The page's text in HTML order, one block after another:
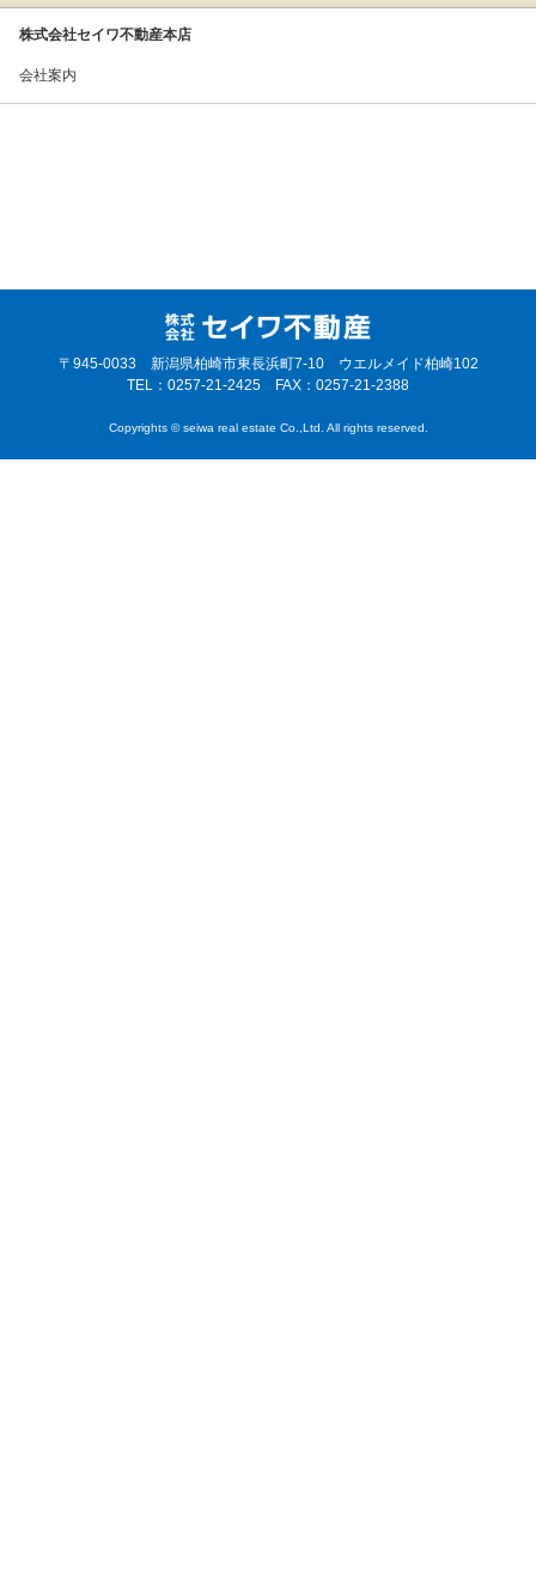
株式会社セイワ不動産本店
会社案内
〒945-0033 新潟県柏崎市東長浜町7-10 ウエルメイド柏崎102
TEL：0257-21-2425 FAX：0257-21-2388
Copyrights © seiwa real estate Co.,Ltd. All rights reserved.